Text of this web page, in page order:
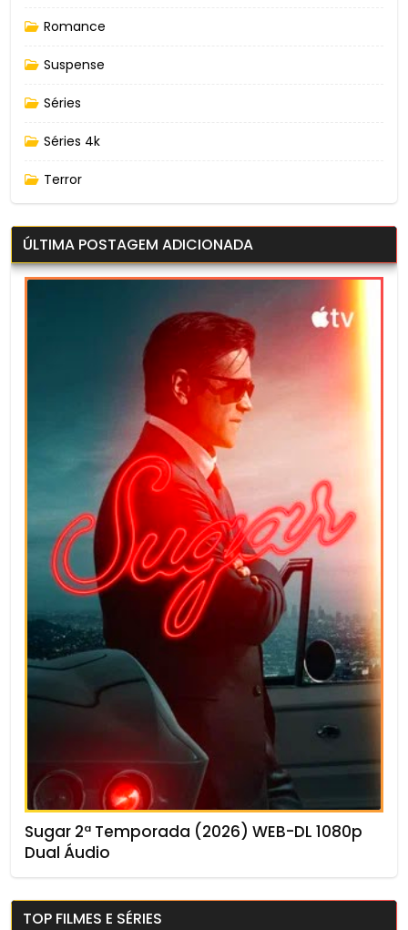
Romance
Suspense
Séries
Séries 4k
Terror
ÚLTIMA POSTAGEM ADICIONADA
Sugar 2ª Temporada (2026) WEB-DL 1080p
Dual Áudio
TOP FILMES E SÉRIES